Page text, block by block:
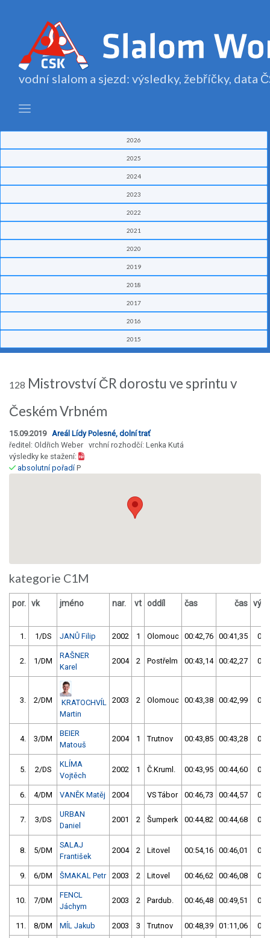
vodní slalom a sjezd: výsledky, žebříčky, data
2026
2025
2024
2023
2022
2021
2020
2019
2018
2017
2016
2015
128 Mistrovství ČR dorostu ve sprintu v
Českém Vrbném
15.09.2019 Areál Lídy Polesné, dolní trať
ředitel: Oldřich Weber vrchní rozhodčí: Lenka Kutá
výsledky ke stažení:
absolutní pořadíP
kategorie C1M
por. vk jméno nar. vt oddíl čas čas
1. 1/DS JANŮ Filip 2002 1 Olomouc 00:42,76 00:41,35
2. 1/DM
RAŠNER
Karel
2004 2 Postřelm 00:43,14 00:42,27
3. 2/DM
KRATOCHVÍL
Martin
2003 2 Olomouc 00:43,38 00:42,99
4. 3/DM
BEIER
Matouš
2004 1 Trutnov 00:43,85 00:43,28
5. 2/DS
KLÍMA
Vojtěch
2002 1 Č.Kruml. 00:43,95 00:44,60
6. 4/DM VANĚK Matěj 2004 VS Tábor 00:46,73 00:44,57
7. 3/DS
URBAN
Daniel
2001 2 Šumperk 00:44,82 00:44,68
8. 5/DM
SALAJ
František
2004 2 Litovel 00:54,16 00:46,01
9. 6/DM ŠMAKAL Petr 2003 2 Litovel 00:46,62 00:46,08
10. 7/DM
FENCL
Jáchym
2003 2 Pardub. 00:46,48 00:49,51
11. 8/DM MÍL Jakub 2003 3 Trutnov 00:48,39 01:11,06